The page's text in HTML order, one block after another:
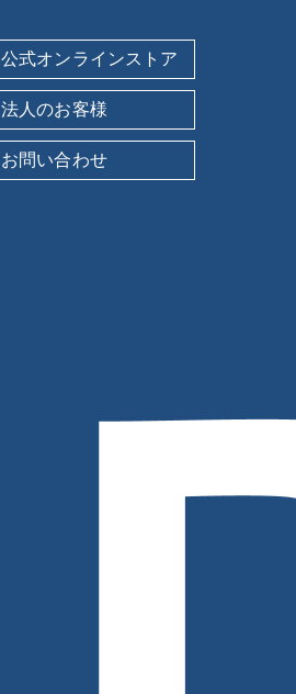
公式オンラインストア
法人のお客様
お問い合わせ